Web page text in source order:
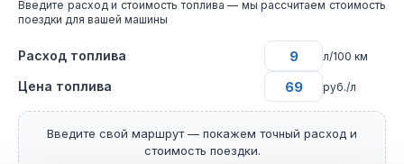
Введите расход и стоимость топлива — мы рассчитаем стоимость
поездки для вашей машины
Расход топлива л/100 км
Цена топлива руб./л
Введите свой маршрут — покажем точный расход и
стоимость поездки.